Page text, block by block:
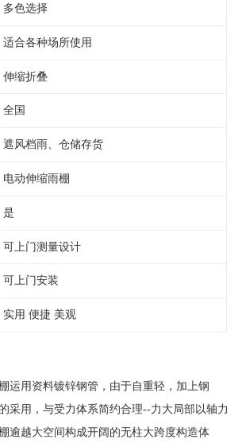
多色选择
适合各种场所使用
伸缩折叠
全国
遮风档雨、仓储存货
电动伸缩雨棚
是
可上门测量设计
可上门安装
实用 便捷 美观
运用资料镀锌钢管，由于自重轻，加上钢
采用，与受力体系简约合理--力大局部以轴力
逾越大空间构成开阔的无柱大跨度构造体